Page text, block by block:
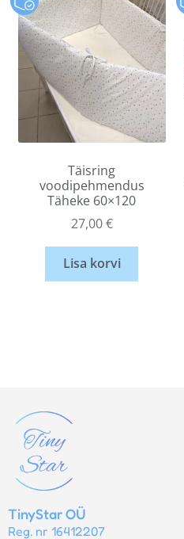
Täisring
voodipehmendus
Täheke 60×120
27,00€
Lisa korvi
TinyStar OÜ
Reg. nr 16412207